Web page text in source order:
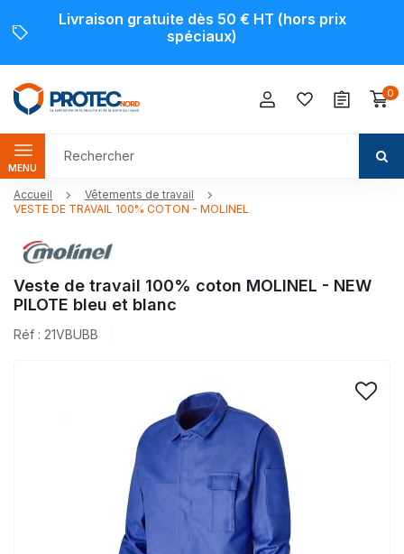
Livraison gratuite dès 50 € HT (hors prix
spéciaux)
0
MENU
Accueil
Vêtements de travail
VESTE DE TRAVAIL 100% COTON - MOLINEL
Veste de travail 100% coton MOLINEL - NEW
PILOTE bleu et blanc
Réf : 21VBUBB